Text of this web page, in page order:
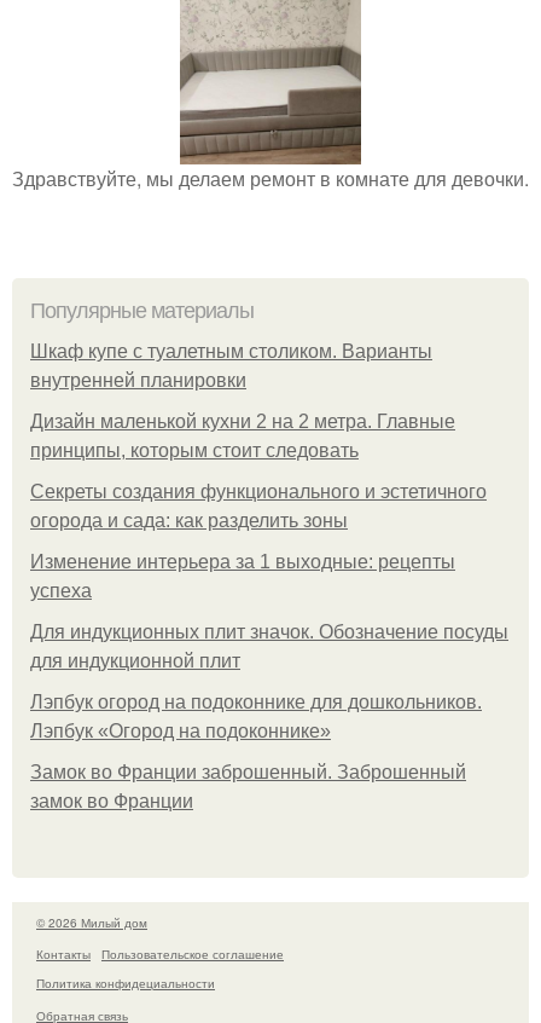
Здравствуйте, мы делаем ремонт в комнате для девочки.
Популярные материалы
Шкаф купе с туалетным столиком. Варианты
внутренней планировки
Дизайн маленькой кухни 2 на 2 метра. Главные
принципы, которым стоит следовать
Секреты создания функционального и эстетичного
огорода и сада: как разделить зоны
Изменение интерьера за 1 выходные: рецепты
успеха
Для индукционных плит значок. Обозначение посуды
для индукционной плит
Лэпбук огород на подоконнике для дошкольников.
Лэпбук «Огород на подоконнике»
Замок во Франции заброшенный. Заброшенный
замок во Франции
© 2026 Милый дом
Контакты
Пользовательское соглашение
Политика конфидециальности
Обратная связь